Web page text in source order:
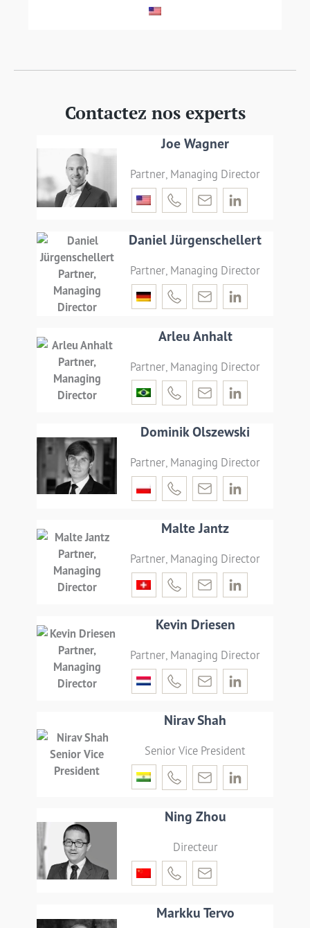
LIRE LA SUITE
Contactez nos experts
Joe Wagner
Partner, Managing Director
Daniel Jürgenschellert
Partner, Managing Director
Arleu Anhalt
Partner, Managing Director
Dominik Olszewski
Partner, Managing Director
Malte Jantz
Partner, Managing Director
Kevin Driesen
Partner, Managing Director
Nirav Shah
Senior Vice President
Ning Zhou
Directeur
Markku Tervo